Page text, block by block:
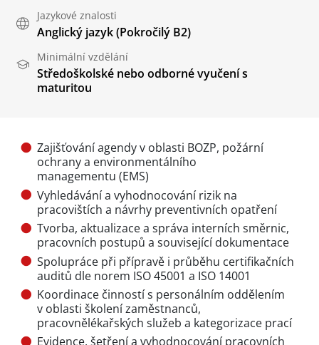
Jazykové znalosti
Anglický jazyk(Pokročilý B2)
Minimální vzdělání
Středoškolské nebo odborné vyučení s
maturitou
Zajišťování agendy v oblasti BOZP, požární
ochrany a environmentálního
managementu (EMS)
Vyhledávání a vyhodnocování rizik na
pracovištích a návrhy preventivních opatření
Tvorba, aktualizace a správa interních směrnic,
pracovních postupů a související dokumentace
Spolupráce při přípravě i průběhu certifikačních
auditů dle norem ISO 45001 a ISO 14001
Koordinace činností s personálním oddělením
v oblasti školení zaměstnanců,
pracovnělékařských služeb a kategorizace prací
Evidence, šetření a vyhodnocování pracovních